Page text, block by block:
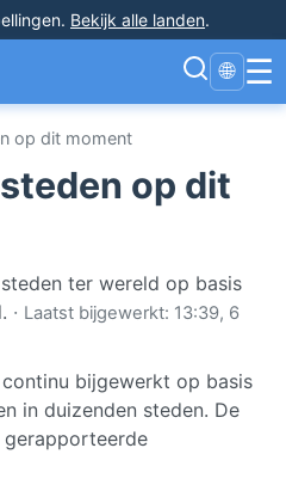
. Bekijk alle landen.
🌐 ☰
op dit moment
op dit
ter wereld op basis
· Laatst bijgewerkt: 13:39, 6
bijgewerkt op basis
in duizenden steden. De